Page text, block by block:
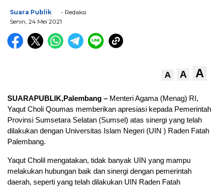
Suara Publik
- Redaksi
Senin, 24 Mei 2021
A A A
SUARAPUBLIK,Palembang – Menteri Agama (Menag) RI,
Yaqut Choli Qoumas memberikan apresiasi kepada Pemerintah
Provinsi Sumsetara Selatan (Sumsel) atas sinergi yang telah
dilakukan dengan Universitas Islam Negeri (UIN ) Raden Fatah
Palembang.
Yaqut Cholil mengatakan, tidak banyak UIN yang mampu
melakukan hubungan baik dan sinergi dengan pemerintah
daerah, seperti yang telah dilakukan UIN Raden Fatah